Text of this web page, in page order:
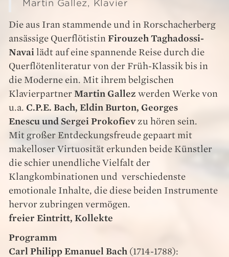
Martin Gallez, Klavier
Die aus Iran stammende und in Rorschacherberg
ansässige Querflötistin Firouzeh Taghadossi-
Navai lädt auf eine spannende Reise durch die
Querflötenliteratur von der Früh-Klassik bis in
die Moderne ein. Mit ihrem belgischen
Klavierpartner Martin Gallez werden Werke von
u.a. C.P.E. Bach, Eldin Burton, Georges
Enescu und Sergei Prokofievzu hören sein.
Mit großer Entdeckungsfreude gepaart mit
makelloser Virtuosität erkunden beide Künstler
die schier unendliche Vielfalt der
Klangkombinationen und verschiedenste
emotionale Inhalte, die diese beiden Instrumente
hervor zubringen vermögen.
freier Eintritt, Kollekte
Programm
Carl Philipp Emanuel Bach (1714-1788):